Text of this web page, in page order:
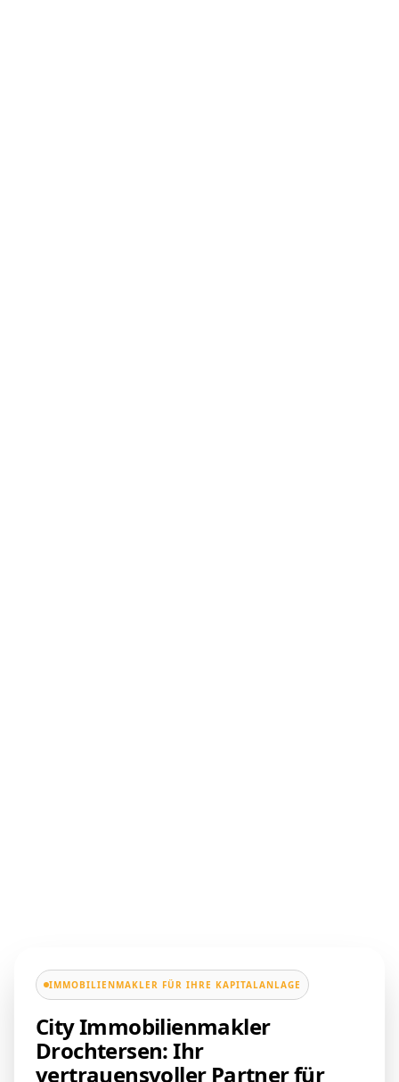
IMMOBILIENMAKLER FÜR IHRE KAPITALANLAGE
City Immobilienmakler
Drochtersen: Ihr
vertrauensvoller Partner für